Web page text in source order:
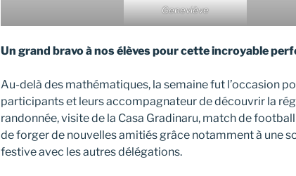
Geneviève
Un grand bravo à nos élèves pour cette incroyable
Au-delà des mathématiques, la semaine fut l’occasion
participants et leurs accompagnateur de découvrir la
randonnée, visite de la Casa Gradinaru, match de football
de forger de nouvelles amitiés grâce notamment à une
festive avec les autres délégations.